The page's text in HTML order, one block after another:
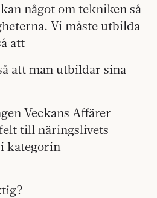
något om tekniken så
Vi måste utbilda
att
att man utbildar sina
Veckans Affärer
till näringslivets
kategorin